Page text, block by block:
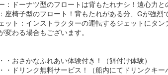
：ドーナツ型のフロートは背もたれナシ！遠心力と
座椅子型のフロート！背もたれがある分、Gが強烈
ット：インストラクターの運転するジェットにタン
変わる場合もございます。
おさかなふれあい体験付き！（餌付け体験）
ドリンク無料サービス！（船内にてドリンクキー